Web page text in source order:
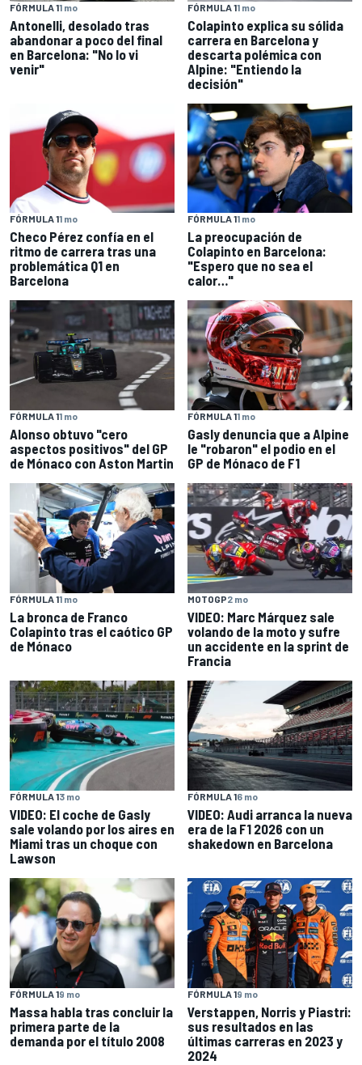
FÓRMULA 11 mo
Antonelli, desolado tras
abandonar a poco del final
en Barcelona: "No lo vi
venir"
FÓRMULA 11 mo
Colapinto explica su sólida
carrera en Barcelona y
descarta polémica con
Alpine: "Entiendo la
decisión"
FÓRMULA 11 mo
Checo Pérez confía en el
ritmo de carrera tras una
problemática Q1 en
Barcelona
FÓRMULA 11 mo
La preocupación de
Colapinto en Barcelona:
"Espero que no sea el
calor…"
FÓRMULA 11 mo
Alonso obtuvo "cero
aspectos positivos" del GP
de Mónaco con Aston Martin
FÓRMULA 11 mo
Gasly denuncia que a Alpine
le "robaron" el podio en el
GP de Mónaco de F1
FÓRMULA 11 mo
La bronca de Franco
Colapinto tras el caótico GP
de Mónaco
MOTOGP2 mo
VIDEO: Marc Márquez sale
volando de la moto y sufre
un accidente en la sprint de
Francia
FÓRMULA 13 mo
VIDEO: El coche de Gasly
sale volando por los aires en
Miami tras un choque con
Lawson
FÓRMULA 16 mo
VIDEO: Audi arranca la nueva
era de la F1 2026 con un
shakedown en Barcelona
FÓRMULA 19 mo
Massa habla tras concluir la
primera parte de la
demanda por el título 2008
FÓRMULA 19 mo
Verstappen, Norris y Piastri:
sus resultados en las
últimas carreras en 2023 y
2024